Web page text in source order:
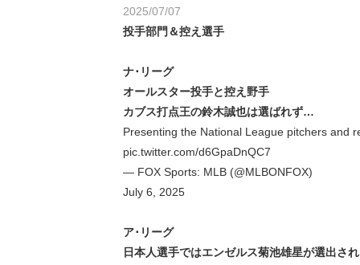
2025/07/07
投手部門＆控え選手
ナ･リーグ
オールスター投手と控え野手
カブス打点王の鈴木誠也は選ばれず…
Presenting the National League pitchers and
pic.twitter.com/d6GpaDnQC7
— FOX Sports: MLB (@MLBONFOX)
July 6, 2025
ア･リーグ
日本人選手ではエンゼルス菊池雄星が選出さ